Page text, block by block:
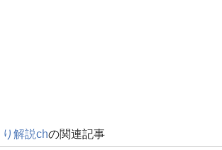
解説chの関連記事